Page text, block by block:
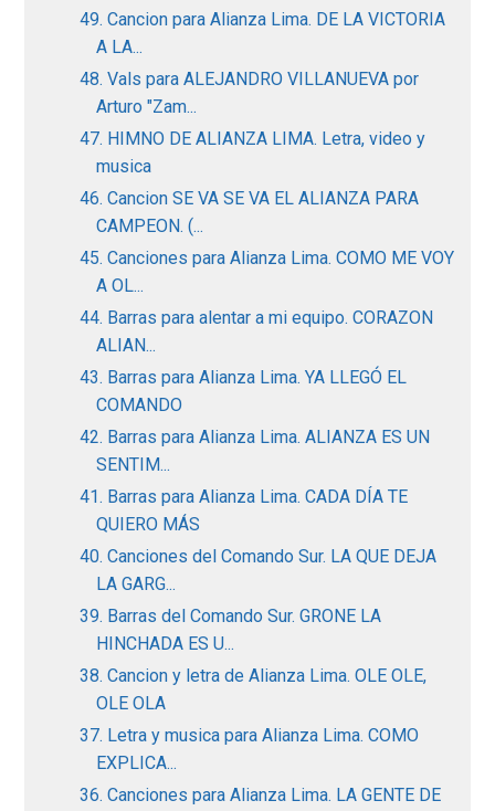
49. Cancion para Alianza Lima. DE LA VICTORIA
A LA...
48. Vals para ALEJANDRO VILLANUEVA por
Arturo "Zam...
47. HIMNO DE ALIANZA LIMA. Letra, video y
musica
46. Cancion SE VA SE VA EL ALIANZA PARA
CAMPEON. (...
45. Canciones para Alianza Lima. COMO ME VOY
A OL...
44. Barras para alentar a mi equipo. CORAZON
ALIAN...
43. Barras para Alianza Lima. YA LLEGÓ EL
COMANDO
42. Barras para Alianza Lima. ALIANZA ES UN
SENTIM...
41. Barras para Alianza Lima. CADA DÍA TE
QUIERO MÁS
40. Canciones del Comando Sur. LA QUE DEJA
LA GARG...
39. Barras del Comando Sur. GRONE LA
HINCHADA ES U...
38. Cancion y letra de Alianza Lima. OLE OLE,
OLE OLA
37. Letra y musica para Alianza Lima. COMO
EXPLICA...
36. Canciones para Alianza Lima. LA GENTE DE